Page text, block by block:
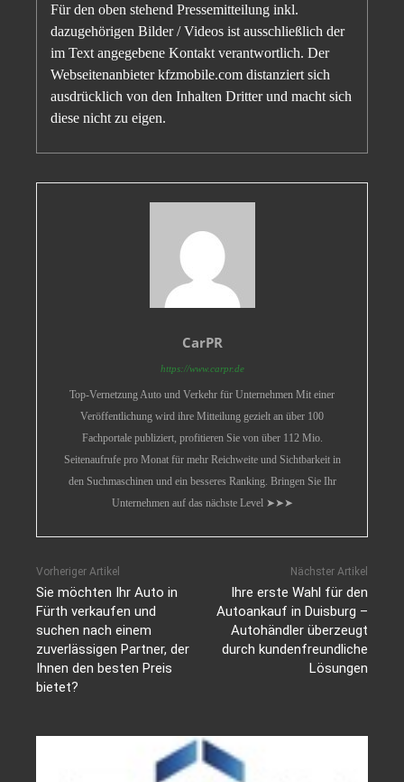
Für den oben stehend Pressemitteilung inkl.
dazugehörigen Bilder / Videos ist ausschließlich der
im Text angegebene Kontakt verantwortlich. Der
Webseitenanbieter kfzmobile.com distanziert sich
ausdrücklich von den Inhalten Dritter und macht sich
diese nicht zu eigen.
CarPR
https://www.carpr.de
Top-Vernetzung Auto und Verkehr für Unternehmen Mit einer
Veröffentlichung wird ihre Mitteilung gezielt an über 100
Fachportale publiziert, profitieren Sie von über 112 Mio.
Seitenaufrufe pro Monat für mehr Reichweite und Sichtbarkeit in
den Suchmaschinen und ein besseres Ranking. Bringen Sie Ihr
Unternehmen auf das nächste Level ➤➤➤
Vorheriger Artikel
Sie möchten Ihr Auto in
Fürth verkaufen und
suchen nach einem
zuverlässigen Partner, der
Ihnen den besten Preis
bietet?
Nächster Artikel
Ihre erste Wahl für den
Autoankauf in Duisburg –
Autohändler überzeugt
durch kundenfreundliche
Lösungen